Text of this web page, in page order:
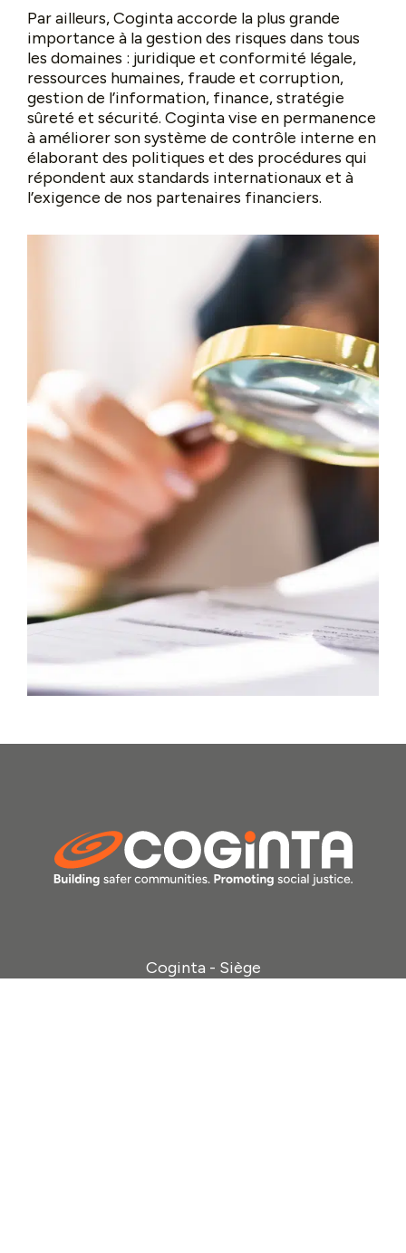
Par ailleurs, Coginta accorde la plus grande
importance à la gestion des risques dans tous
les domaines : juridique et conformité légale,
ressources humaines, fraude et corruption,
gestion de l’information, finance, stratégie
sûreté et sécurité. Coginta vise en permanence
à améliorer son système de contrôle interne en
élaborant des politiques et des procédures qui
répondent aux standards internationaux et à
l’exigence de nos partenaires financiers.
Coginta - Siège